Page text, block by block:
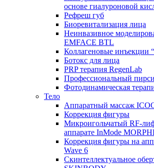
основе гиалуроновой
Рефреш губ
Биоревитализация лица
Неинвазивное
EMFACE BTL
Коллагеновые инъекции
Ботокс для лица
PRP терапия RegenLab
Профессиональный
Фотодинамическая
Тело
Аппаратный массаж
Коррекция фигуры
Микроигольчатый RF-
аппарате InMode
Коррекция фигуры на
Wave 6
Скинтеллектуальное